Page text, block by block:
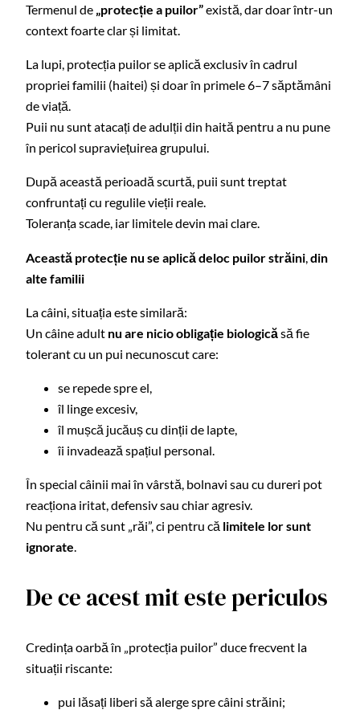
Termenul de „protecție a puilor”există, dar doar într-un
context foarte clar și limitat.
La lupi, protecția puilor se aplică exclusiv în cadrul
propriei familii (haitei) și doar în primele 6–7 săptămâni
de viață.
Puii nu sunt atacați de adulții din haită pentru a nu pune
în pericol supraviețuirea grupului.
După această perioadă scurtă, puii sunt treptat
confruntați cu regulile vieții reale.
Toleranța scade, iar limitele devin mai clare.
Această protecție nu se aplică deloc puilor străini din
alte familii
La câini, situația este similară:
Un câine adult nu are nicio obligație biologicăsă fie
tolerant cu un pui necunoscut care:
se repede spre el,
îl linge excesiv,
îl mușcă jucăuș cu dinții de lapte,
îi invadează spațiul personal.
În special câinii mai în vârstă, bolnavi sau cu dureri pot
reacționa iritat, defensiv sau chiar agresiv.
Nu pentru că sunt „răi”, ci pentru că limitele lor sunt
ignorate.
De ce acest mit este periculos
Credința oarbă în „protecția puilor” duce frecvent la
situații riscante:
pui lăsați liberi să alerge spre câini străini;